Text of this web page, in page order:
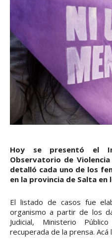
Hoy se presentó el
Observatorio de
detalló cada uno de los
en la provincia de Salta en
El listado de casos fue
organismo a partir de los
Judicial, Ministerio
recuperada de la prensa. Acá